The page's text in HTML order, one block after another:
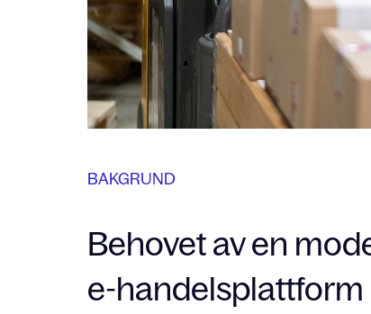
BAKGRUND
Behovet av en
e-handelsplattform